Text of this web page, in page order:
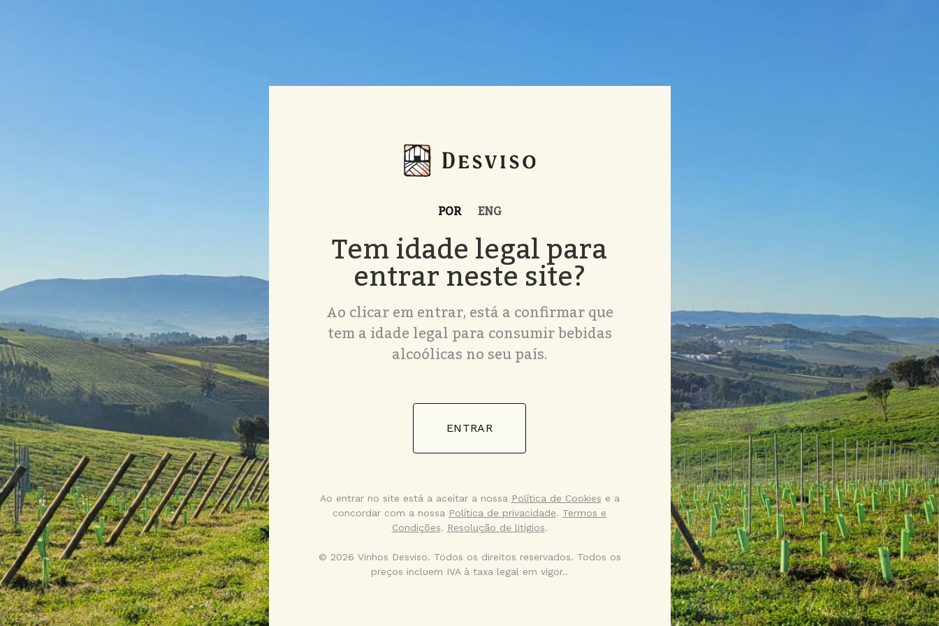
POR ENG
Tem idade legal para
entrar neste site?
Ao clicar em entrar, está a confirmar que
tem a idade legal para consumir bebidas
alcoólicas no seu país.
ENTRAR
Ao entrar no site está a aceitar a nossa Política de Cookies e a
concordar com a nossa Política de privacidade. Termos e
Condições. Resolução de litígios.
© 2026 Vinhos Desviso. Todos os direitos reservados. Todos os
preços incluem IVA à taxa legal em vigor..